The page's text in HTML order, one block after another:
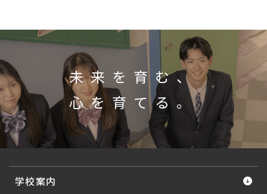
未来を育む、
心を育てる。
学校案内